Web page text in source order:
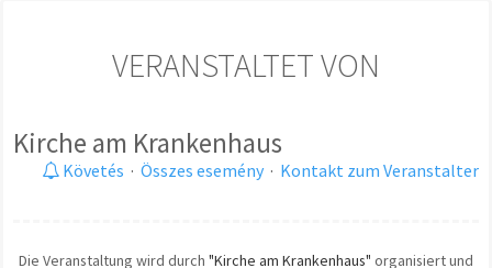
VERANSTALTET VON
Kirche am Krankenhaus
Követés · Összes esemény · Kontakt zum Veranstalter
Die Veranstaltung wird durch "Kirche am Krankenhaus" organisiert und